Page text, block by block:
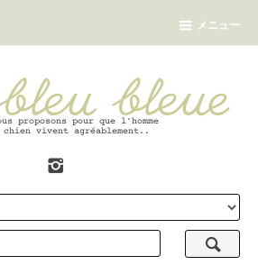
メニュー